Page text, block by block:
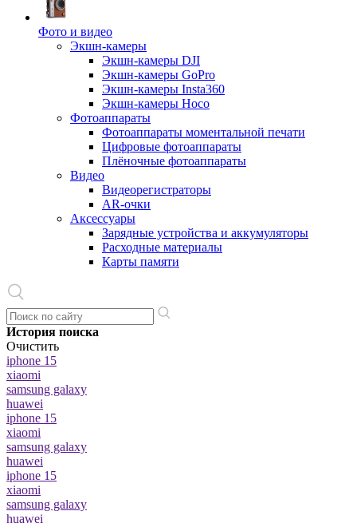
Фото и видео
Экшн-камеры
Экшн-камеры DJI
Экшн-камеры GoPro
Экшн-камеры Insta360
Экшн-камеры Hoco
Фотоаппараты
Фотоаппараты моментальной печати
Цифровые фотоаппараты
Плёночные фотоаппараты
Видео
Видеорегистраторы
AR-очки
Аксессуары
Зарядные устройства и аккумуляторы
Расходные материалы
Карты памяти
История поиска
Очистить
iphone 15
xiaomi
samsung galaxy
huawei
iphone 15
xiaomi
samsung galaxy
huawei
iphone 15
xiaomi
samsung galaxy
huawei